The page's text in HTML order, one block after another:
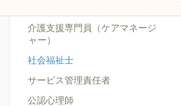
介護支援専門員（ケアマネージ
ャー）
社会福祉士
サービス管理責任者
公認心理師